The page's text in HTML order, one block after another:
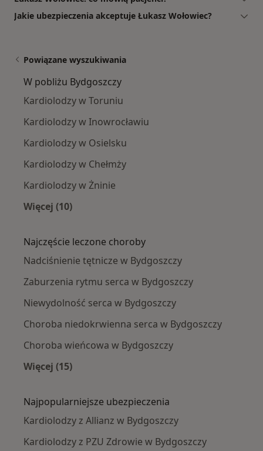
Jakie ubezpieczenia akceptuje Łukasz Wołowiec?
Powiązane wyszukiwania
W pobliżu Bydgoszczy
Kardiolodzy w Toruniu
Kardiolodzy w Inowrocławiu
Kardiolodzy w Osielsku
Kardiolodzy w Chełmży
Kardiolodzy w Żninie
Więcej (10)
Najczęście leczone choroby
Nadciśnienie tętnicze w Bydgoszczy
Zaburzenia rytmu serca w Bydgoszczy
Niewydolność serca w Bydgoszczy
Choroba niedokrwienna serca w Bydgoszczy
Choroba wieńcowa w Bydgoszczy
Więcej (15)
Najpopularniejsze ubezpieczenia
Kardiolodzy z Allianz w Bydgoszczy
Kardiolodzy z PZU Zdrowie w Bydgoszczy